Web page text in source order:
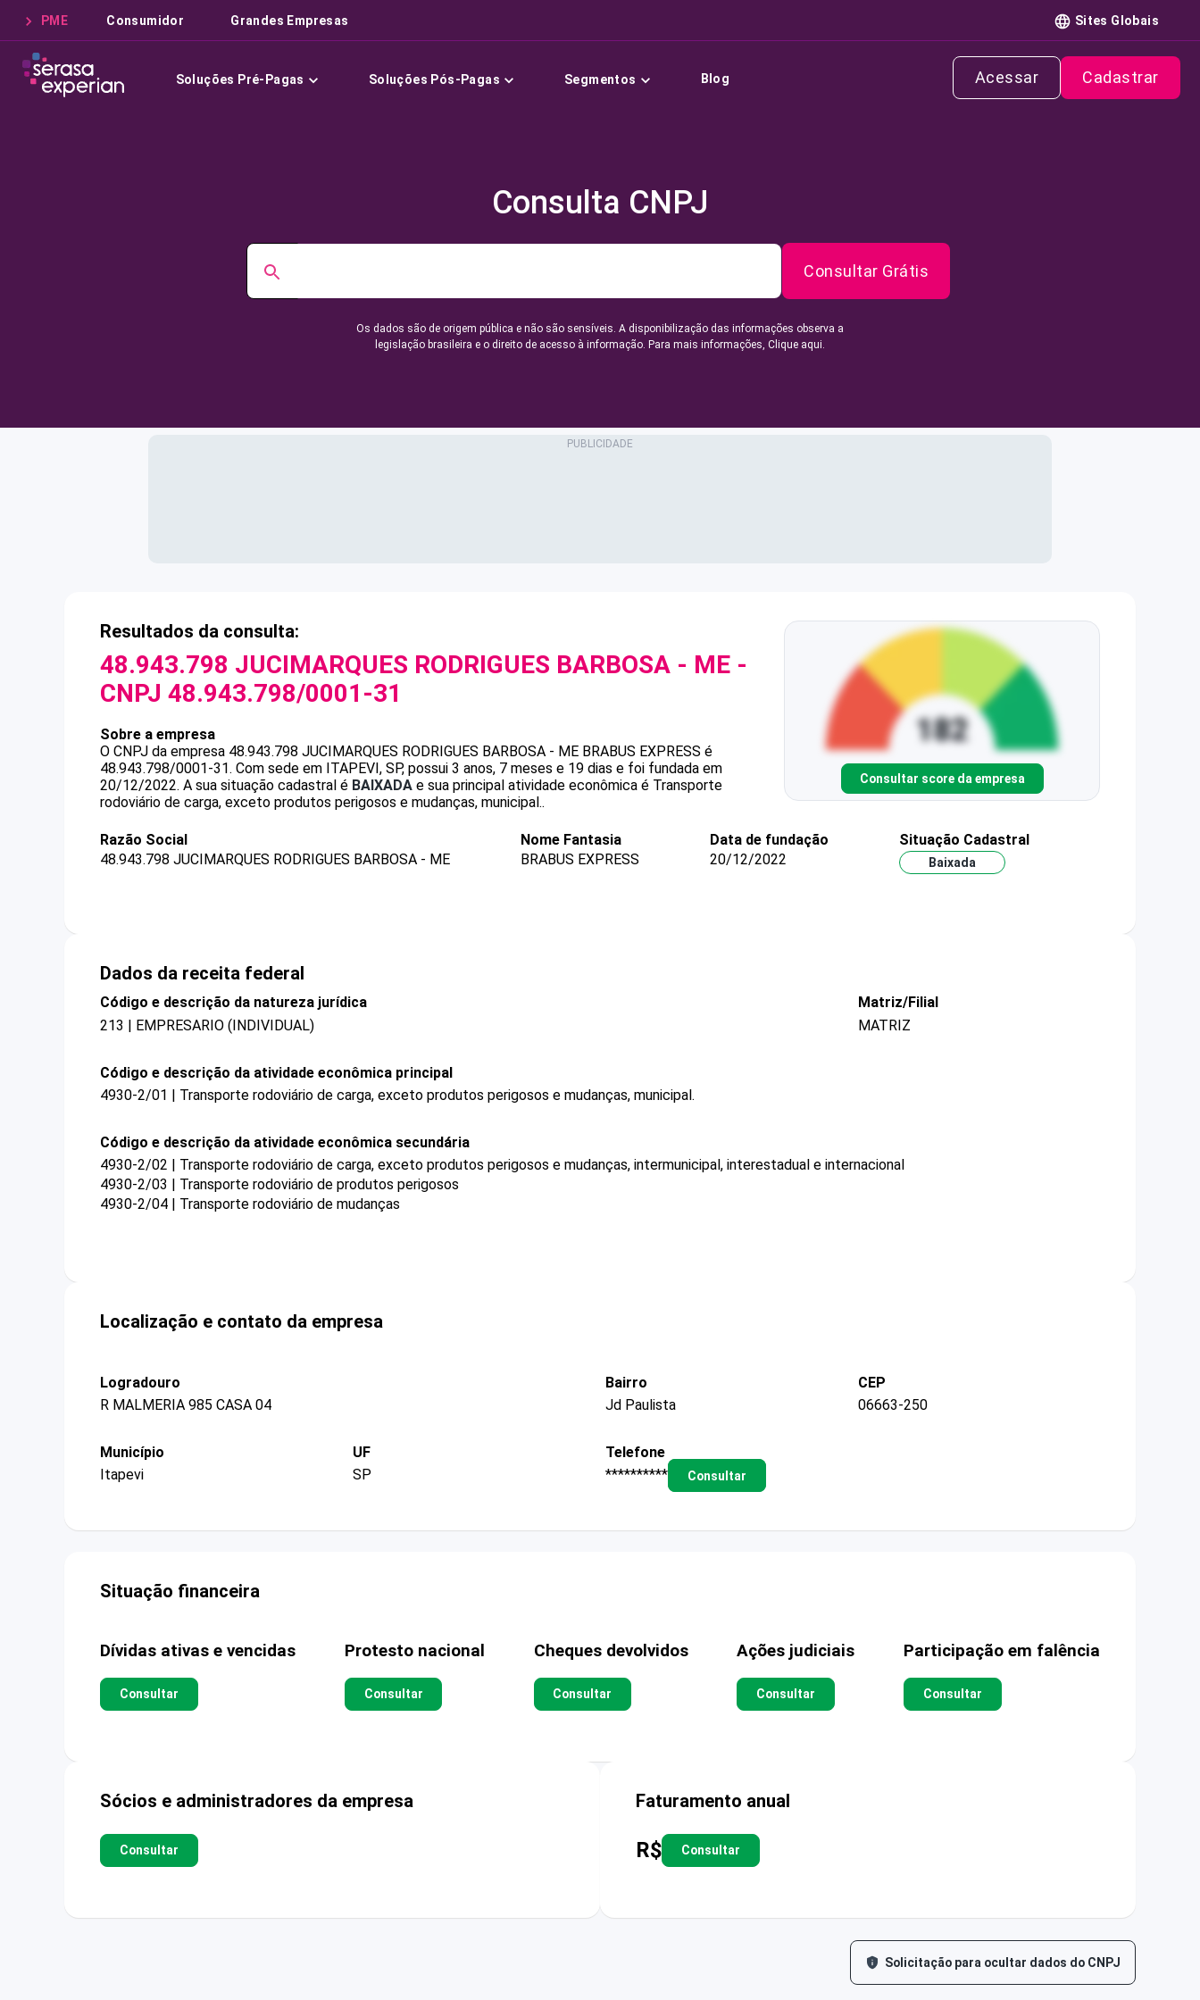
PME Consumidor Grandes Empresas Sites Globais
Soluções Pré-Pagas Soluções Pós-Pagas Segmentos Blog Acessar Cadastrar
Consulta CNPJ
Consultar Grátis
Os dados são de origem pública e não são sensíveis. A disponibilização das informações observa a
legislação brasileira e o direito de acesso à informação. Para mais informações, Clique aqui.
Resultados da consulta:
48.943.798 JUCIMARQUES RODRIGUES BARBOSA - ME -
CNPJ 48.943.798/0001-31
Sobre a empresa
O CNPJ da empresa 48.943.798 JUCIMARQUES RODRIGUES BARBOSA - ME BRABUS EXPRESS é
48.943.798/0001-31. Com sede em ITAPEVI, SP, possui 3 anos, 7 meses e 19 dias e foi fundada em
20/12/2022. A sua situação cadastral é BAIXADA e sua principal atividade econômica é Transporte
rodoviário de carga, exceto produtos perigosos e mudanças, municipal..
Consultar score da empresa
Razão Social
48.943.798 JUCIMARQUES RODRIGUES BARBOSA - ME
Nome Fantasia
BRABUS EXPRESS
Data de fundação
20/12/2022
Situação Cadastral
Baixada
Dados da receita federal
Código e descrição da natureza jurídica
213 | EMPRESARIO (INDIVIDUAL)
Matriz/Filial
MATRIZ
Código e descrição da atividade econômica principal
4930-2/01 | Transporte rodoviário de carga, exceto produtos perigosos e mudanças, municipal.
Código e descrição da atividade econômica secundária
4930-2/02 | Transporte rodoviário de carga, exceto produtos perigosos e mudanças, intermunicipal, interestadual e internacional
4930-2/03 | Transporte rodoviário de produtos perigosos
4930-2/04 | Transporte rodoviário de mudanças
Localização e contato da empresa
Logradouro
R MALMERIA 985 CASA 04
Bairro
Jd Paulista
CEP
06663-250
Município
Itapevi
UF
SP
Telefone
**********
Consultar
Situação financeira
Dívidas ativas e vencidas
Consultar
Protesto nacional
Consultar
Cheques devolvidos
Consultar
Ações judiciais
Consultar
Participação em falência
Consultar
Sócios e administradores da empresa
Consultar
Faturamento anual
R$ Consultar
Solicitação para ocultar dados do CNPJ